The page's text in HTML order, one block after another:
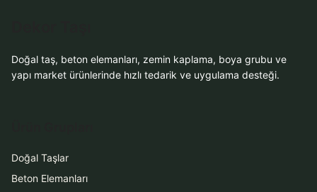
Doğal taş, beton elemanları, zemin kaplama, boya grubu ve
yapı market ürünlerinde hızlı tedarik ve uygulama desteği.
Doğal Taşlar
Beton Elemanları